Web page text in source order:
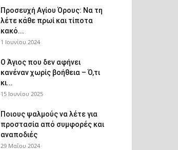
Προσευχή Αγίου Όρους: Να τη
λέτε κάθε πρωί και τίποτα
κακό...
1 Ιουνίου 2024
Ο Άγιος που δεν αφήνει
κανέναν χωρίς βοήθεια – Ό,τι
κι...
15 Ιουνίου 2025
Ποιους ψαλμούς να λέτε για
προστασία από συμφορές και
αναποδιές
29 Μαΐου 2024